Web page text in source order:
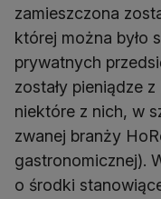
zamieszczona
której można było
prywatnych
zostały pieniądze
niektóre z nich, w
zwanej branży
gastronomicznej).
o środki